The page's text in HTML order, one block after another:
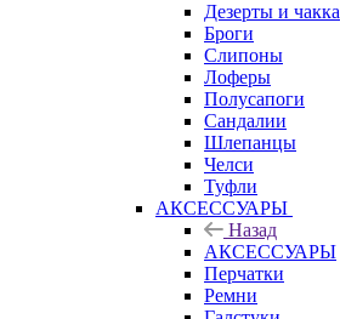
Дезерты и чакка
Броги
Слипоны
Лоферы
Полусапоги
Сандалии
Шлепанцы
Челси
Туфли
АКСЕССУАРЫ
Назад
АКСЕССУАРЫ
Перчатки
Ремни